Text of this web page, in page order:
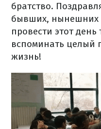
братство.
бывших, нынешних
провести этот
вспоминать целый
жизнь!